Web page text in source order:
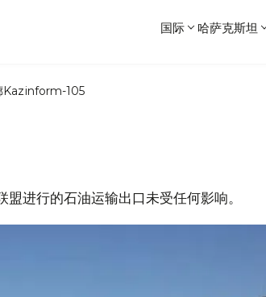
国际 哈萨克斯坦
Kazinform-105
进行的石油运输出口未受任何影响。